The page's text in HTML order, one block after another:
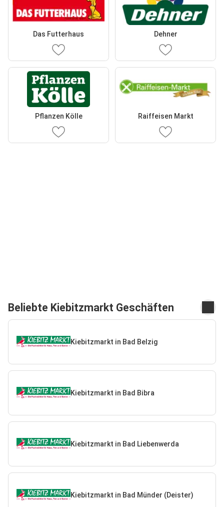
Das Futterhaus Dehner
Pflanzen Kölle Raiffeisen Markt
Beliebte Kiebitzmarkt Geschäften
Kiebitzmarkt in Bad Belzig
Kiebitzmarkt in Bad Bibra
Kiebitzmarkt in Bad Liebenwerda
Kiebitzmarkt in Bad Münder (Deister)